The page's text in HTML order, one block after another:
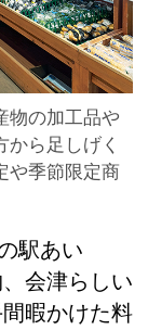
物の加工品や
ら足しげく
や季節限定商
駅あい
会津らしい
暇かけた料